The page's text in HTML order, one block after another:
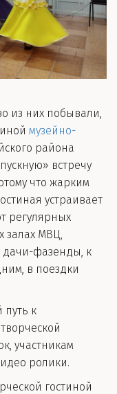
из них побывали,
музейно-
района
встречу
что жарким
устраивает
регулярных
залах МВЦ,
дачи-фазенды, к
в поездки
к
участникам
ролики.
гостиной